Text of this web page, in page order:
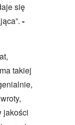
się
”. -
takiej
jakości